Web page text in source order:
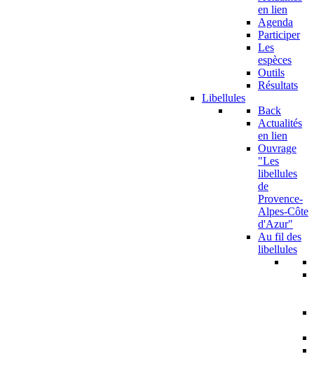
en lien
Agenda
Participer
Les
espèces
Outils
Résultats
Libellules
Back
Actualités
en lien
Ouvrage
"Les
libellules
de
Provence-
Alpes-Côte
d'Azur"
Au fil des
libellules